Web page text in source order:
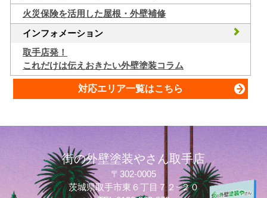
火災保険を活用した屋根・外壁補修
インフォメーション
取手店発！
これだけは伝えおきたい外壁塗装コラム
対応エリア一覧はこちら
街の外壁塗装やさん取手店
〒302-0005
茨城県取手市東６丁目７２−２０